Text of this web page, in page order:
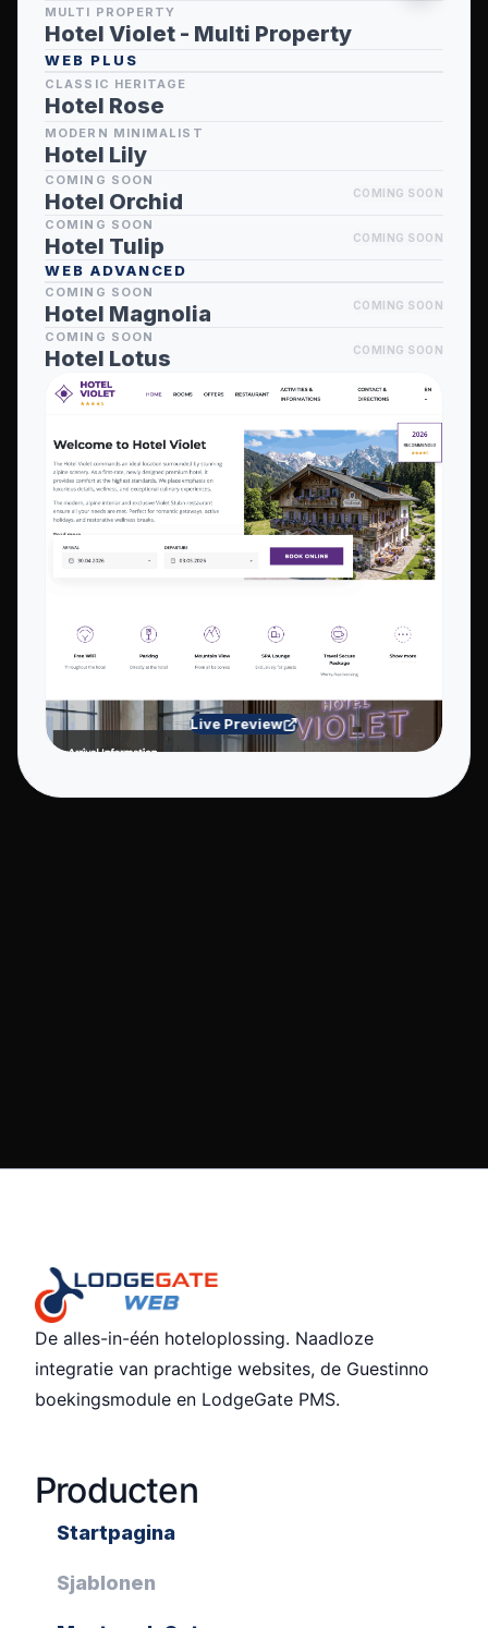
MULTI PROPERTY
Hotel Violet - Multi Property
WEB PLUS
CLASSIC HERITAGE
Hotel Rose
MODERN MINIMALIST
Hotel Lily
COMING SOON
Hotel Orchid COMING SOON
COMING SOON
Hotel Tulip COMING SOON
WEB ADVANCED
COMING SOON
Hotel Magnolia COMING SOON
COMING SOON
Hotel Lotus COMING SOON
Live Preview
De alles-in-één hoteloplossing. Naadloze
integratie van prachtige websites, de Guestinno
boekingsmodule en LodgeGate PMS.
Producten
Startpagina
Sjablonen